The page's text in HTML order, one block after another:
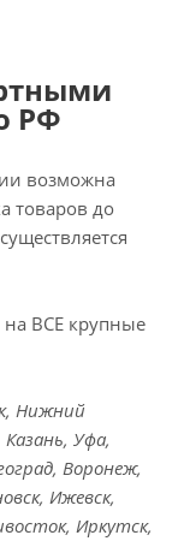
РФ
возможна
товаров до
на ВСЕ крупные
Нижний
Уфа,
Воронеж,
Ижевск,
Иркутск,